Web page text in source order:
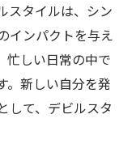
スタイルは、シン
インパクトを与え
忙しい日常の中で
。新しい自分を発
して、デビルスタ